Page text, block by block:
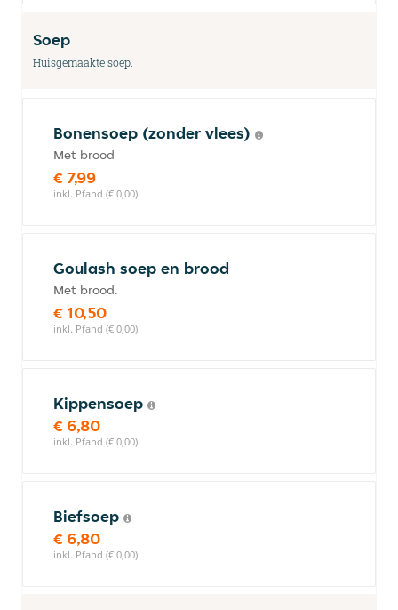
Soep
Huisgemaakte soep.
Bonensoep (zonder vlees)
Met brood
€ 7,99
inkl. Pfand (€ 0,00)
Goulash soep en brood
Met brood.
€ 10,50
inkl. Pfand (€ 0,00)
Kippensoep
€ 6,80
inkl. Pfand (€ 0,00)
Biefsoep
€ 6,80
inkl. Pfand (€ 0,00)